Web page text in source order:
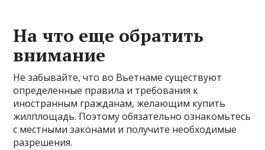
На что еще обратить
внимание
Не забывайте, что во Вьетнаме существуют
определенные правила и требования к
иностранным гражданам, желающим купить
жилплощадь. Поэтому обязательно ознакомьтесь
с местными законами и получите необходимые
разрешения.